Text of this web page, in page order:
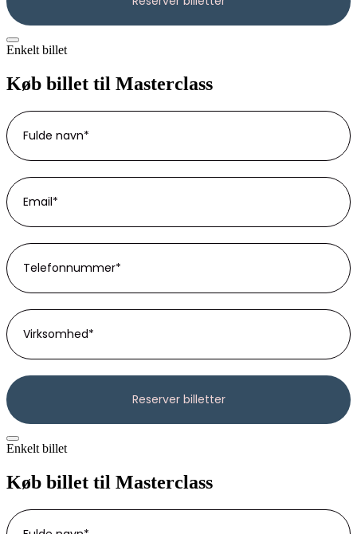
Enkelt billet
Køb billet til Masterclass
Enkelt billet
Køb billet til Masterclass